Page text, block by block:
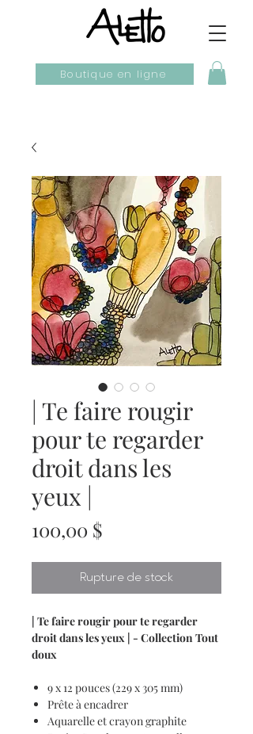
Boutique en ligne
| Te faire rougir
pour te regarder
droit dans les
yeux |
100,00 $
Rupture de stock
| Te faire rougir pour te regarder
droit dans les yeux | - Collection Tout
doux
9 x 12 pouces (229 x 305 mm)
Prête à encadrer
Aquarelle et crayon graphite